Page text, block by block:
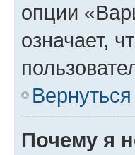
опции
означает,
Почему я